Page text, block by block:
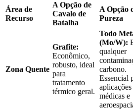
Área de
Recurso
A Opção de
Cavalo de
Batalha
A Opção
Pureza
Zona Quente
Grafite:
Econômico,
robusto, ideal
para
tratamento
térmico geral.
Todo
(Mo/W):
qualquer
carbono.
Essencial
aplicações
médicas e